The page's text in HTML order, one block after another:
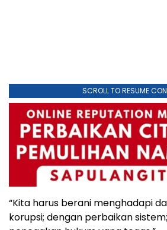
SCROLL TO RESUME
“Kita harus berani menghadapi
korupsi; dengan perbaikan